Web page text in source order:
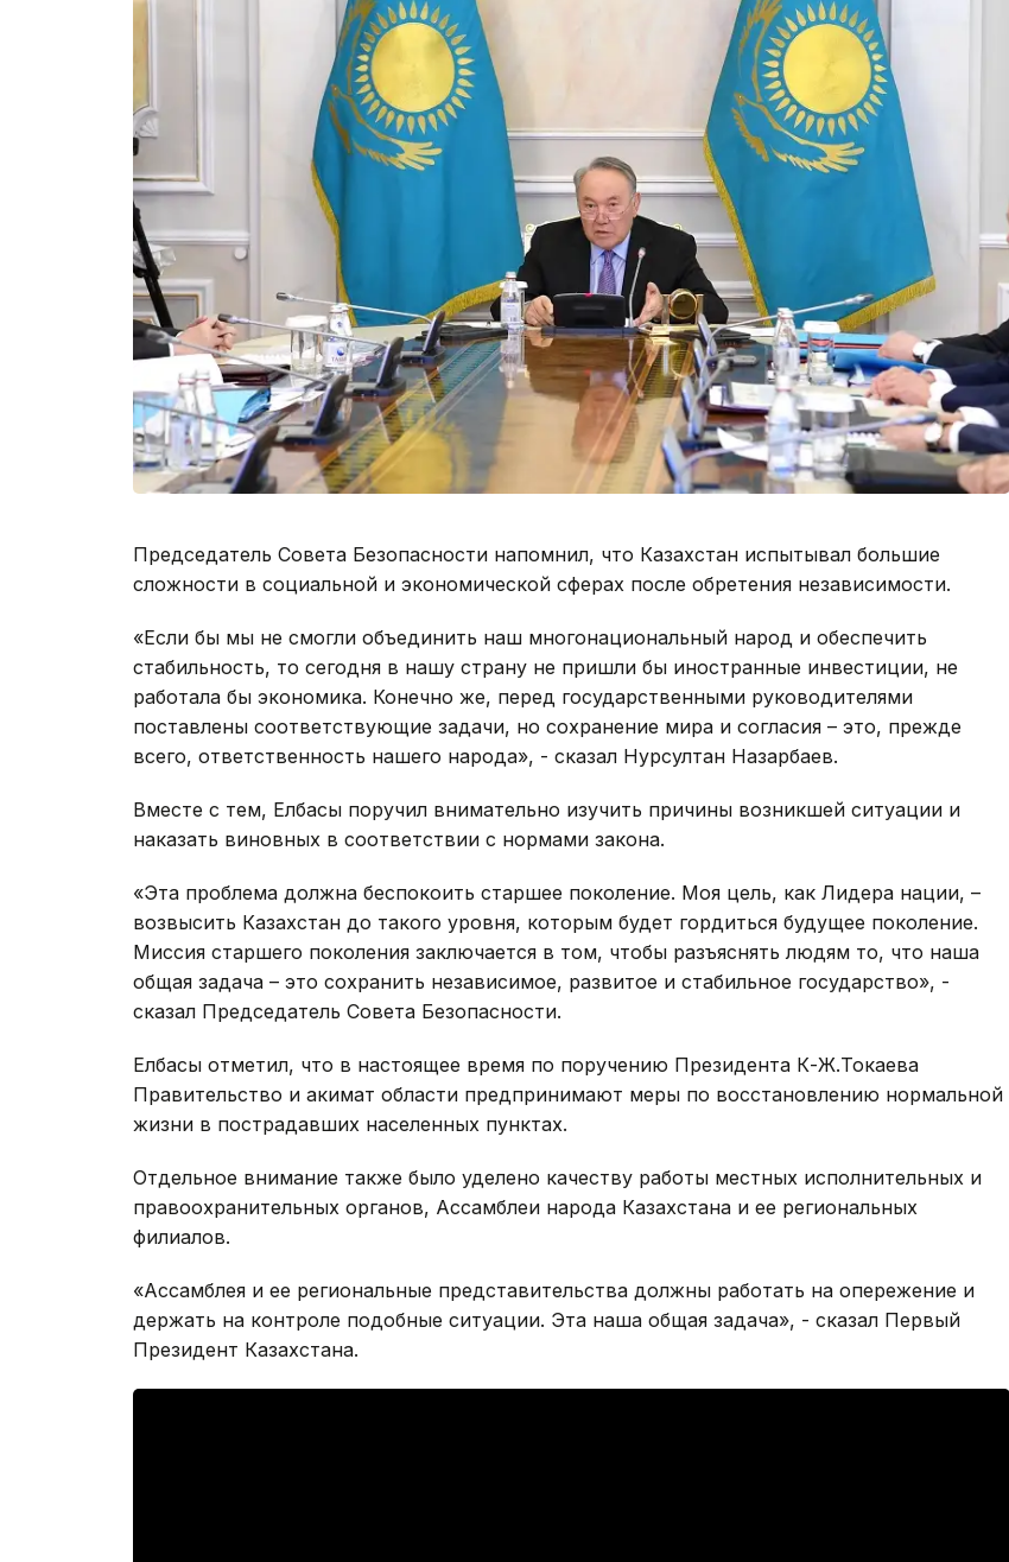
Председатель Совета Безопасности напомнил, что Казахстан испытывал большие
сложности в социальной и экономической сферах после обретения независимости.
«Если бы мы не смогли объединить наш многонациональный народ и обеспечить
стабильность, то сегодня в нашу страну не пришли бы иностранные инвестиции, не
работала бы экономика. Конечно же, перед государственными руководителями
поставлены соответствующие задачи, но сохранение мира и согласия – это, прежде
всего, ответственность нашего народа», - сказал Нурсултан Назарбаев.
Вместе с тем, Елбасы поручил внимательно изучить причины возникшей ситуации и
наказать виновных в соответствии с нормами закона.
«Эта проблема должна беспокоить старшее поколение. Моя цель, как Лидера нации, –
возвысить Казахстан до такого уровня, которым будет гордиться будущее поколение.
Миссия старшего поколения заключается в том, чтобы разъяснять людям то, что наша
общая задача – это сохранить независимое, развитое и стабильное государство», -
сказал Председатель Совета Безопасности.
Елбасы отметил, что в настоящее время по поручению Президента К-Ж.Токаева
Правительство и акимат области предпринимают меры по восстановлению нормальной
жизни в пострадавших населенных пунктах.
Отдельное внимание также было уделено качеству работы местных исполнительных и
правоохранительных органов, Ассамблеи народа Казахстана и ее региональных
филиалов.
«Ассамблея и ее региональные представительства должны работать на опережение и
держать на контроле подобные ситуации. Эта наша общая задача», - сказал Первый
Президент Казахстана.